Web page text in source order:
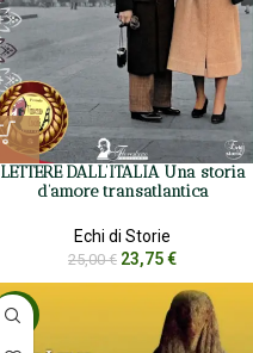
LETTERE DALL’ITALIA Una storia
d’amore transatlantica
Echi di Storie
25,00€ 23,75€
-5%